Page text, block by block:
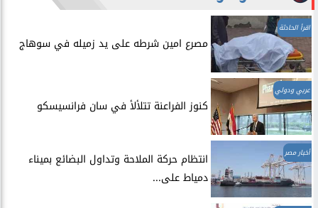
اقرأ الحادثة
مصرع امين شرطه على يد زميله في سوهاج
عربي ودولي
​كنوز الفراعنة تتلألأ في سان فرانسيسكو
أخبار مصر
انتظام حركة الملاحة وتداول البضائع بميناء
دمياط على...